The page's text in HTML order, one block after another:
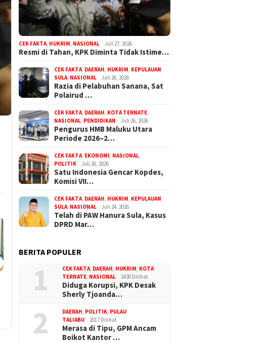
Oktober 1, 2025
Proyek Sekolah di Sula ke
CEK FAKTA, HUKRIM, NASIONAL Juli 27, 2026
Resmi di Tahan, KPK Diminta Tidak Istime…
CEK FAKTA, DAERAH, HUKRIM, KEPULAUAN
SULA, NASIONAL Juli 26, 2026
Razia di Pelabuhan Sanana, Sat
Polairud …
CEK FAKTA, DAERAH, KOTA TERNATE,
NASIONAL, PENDIDIKAN Juli 26, 2026
Pengurus HMB Maluku Utara
Periode 2026–2…
CEK FAKTA, EKONOMI, NASIONAL,
POLITIK
Juli 26, 2026
Satu Indonesia Gencar Kopdes,
Komisi VII…
CEK FAKTA, DAERAH, HUKRIM, KEPULAUAN
SULA, NASIONAL Juli 24, 2026
Telah di PAW Hanura Sula, Kasus
DPRD Mar…
BERITA POPULER
1 CEK FAKTA, DAERAH, HUKRIM, KOTA
TERNATE, NASIONAL 2430 Dilihat
Diduga Korupsi, KPK Desak
Sherly Tjoanda…
2 DAERAH, POLITIK, PULAU
TALIABU
2017 Dilihat
Merasa di Tipu, GPM Ancam
Boikot Kantor …